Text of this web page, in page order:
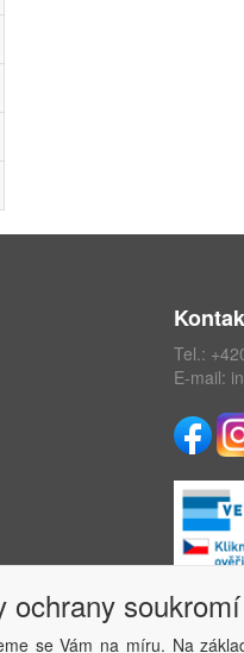
Tel.:
E-mail:
ochrany soukromí
se Vám na míru. Na